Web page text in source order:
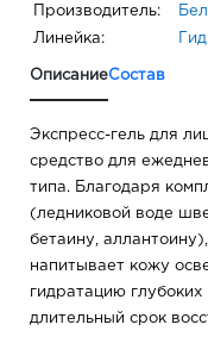
Производитель:
Линейка:
ОписаниеСостав
Экспресс-гель для
средство для
типа. Благодаря
(ледниковой воде
бетаину,
напитывает кожу
гидратацию
длительный срок